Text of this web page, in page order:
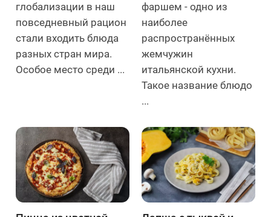
глобализации в наш
повседневный рацион
стали входить блюда
разных стран мира.
Особое место среди ...
фаршем - одно из
наиболее
распространённых
жемчужин
итальянской кухни.
Такое название блюдо
...